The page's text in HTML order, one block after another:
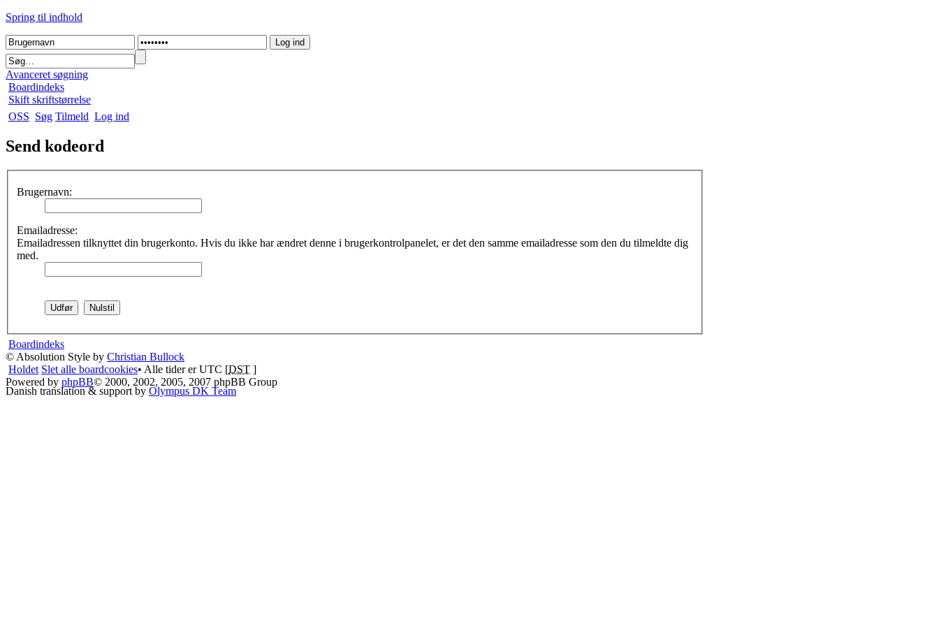
Spring til indhold
Avanceret søgning
Boardindeks
Skift skriftstørrelse
OSS Søg Tilmeld Log ind
Send kodeord
Brugernavn:
Emailadresse:
Emailadressen tilknyttet din brugerkonto. Hvis du ikke har ændret denne i brugerkontrolpanelet, er det den samme emailadresse som den du tilmeldte dig
med.
Boardindeks
© Absolution Style by Christian Bullock
Holdet Slet alle boardcookies• Alle tider er UTC [DST ]
Powered by phpBB© 2000, 2002, 2005, 2007 phpBB Group
Danish translation & support by Olympus DK Team